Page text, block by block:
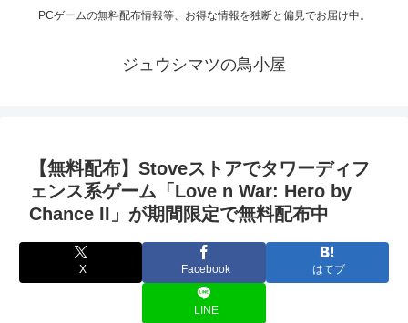
PCゲームの無料配布情報等、お得な情報を独断と偏見でお届け中。
ジュウシマツの鳥小屋
【無料配布】Stoveストアでタワーディフ
ェンス系ゲーム「Love n War: Hero by
Chance II」が期間限定で無料配布中
X Facebook はてブ
LINE